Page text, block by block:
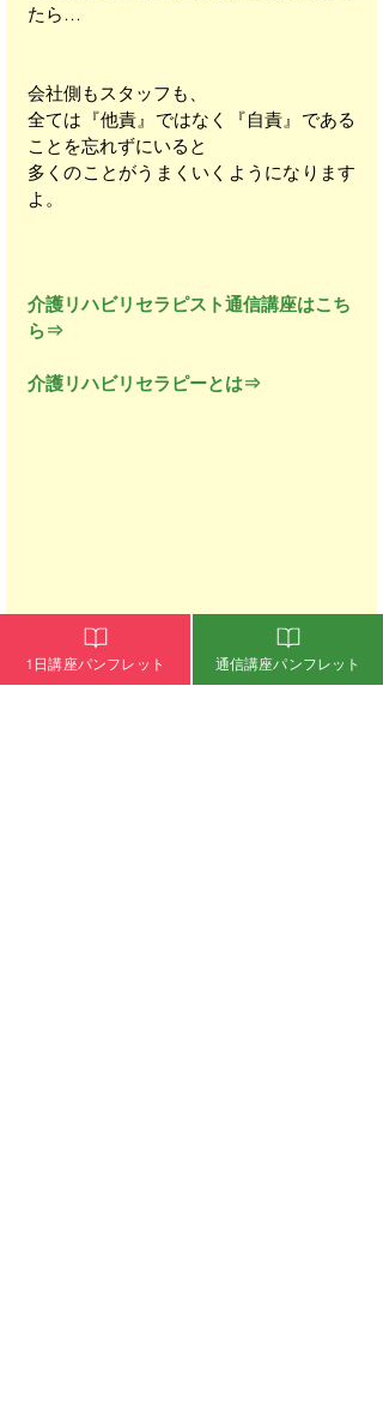
たら…
会社側もスタッフも、
全ては『他責』ではなく『自責』である
ことを忘れずにいると
多くのことがうまくいくようになります
よ。
介護リハビリセラピスト通信講座はこち
ら⇒
介護リハビリセラピーとは⇒
1日講座パンフレット 通信講座パンフレット